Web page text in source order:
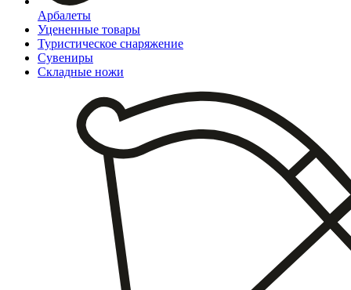
Арбалеты
Уцененные товары
Туристическое снаряжение
Сувениры
Складные ножи